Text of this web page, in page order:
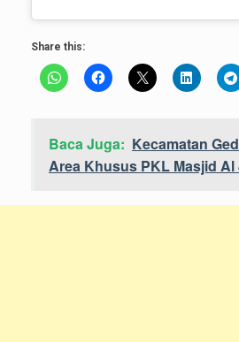
Share this:
Baca Juga: Kecamatan
Area Khusus PKL Masjid Al